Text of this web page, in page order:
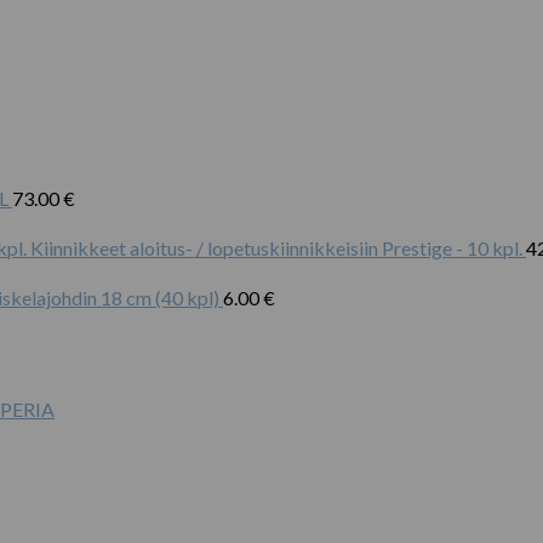
73.00€
Kiinnikkeet aloitus- / lopetuskiinnikkeisiin Prestige - 10 kpl.
18 cm (40 kpl) 6.00€